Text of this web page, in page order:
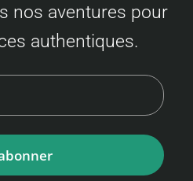
et la classe
des tarifs : Classe
3 500 à 9 000 JPY
nos aventures pour
authentiques.